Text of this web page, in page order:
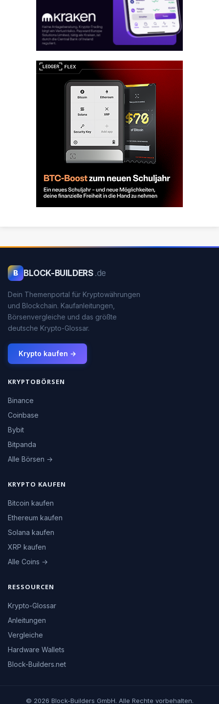
B BLOCK-BUILDERS .de
Dein Themenportal für Kryptowährungen
und Blockchain. Kaufanleitungen,
Börsenvergleiche und das größte
deutsche Krypto-Glossar.
Krypto kaufen →
KRYPTOBÖRSEN
Binance
Coinbase
Bybit
Bitpanda
Alle Börsen →
KRYPTO KAUFEN
Bitcoin kaufen
Ethereum kaufen
Solana kaufen
XRP kaufen
Alle Coins →
RESSOURCEN
Krypto-Glossar
Anleitungen
Vergleiche
Hardware Wallets
Block-Builders.net
© 2026 Block-Builders GmbH. Alle Rechte vorbehalten.